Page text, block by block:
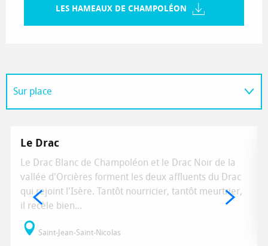
LES HAMEAUX DE CHAMPOLÉON
Sur place
Le Drac
Le Drac Blanc de Champoléon et le Drac Noir de la
vallée d'Orcières forment les deux affluents du Drac
qui rejoint l'Isère. Tantôt nourricier, tantôt meurtrier,
il recèle bien...
Saint-Jean-Saint-Nicolas